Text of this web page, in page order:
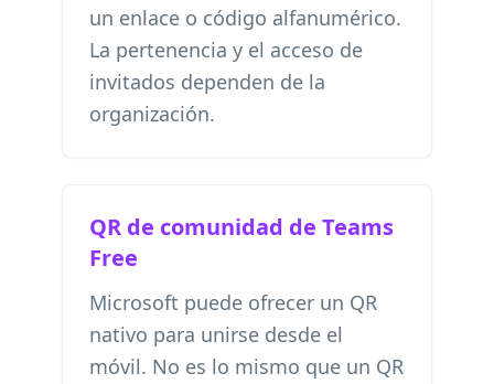
un enlace o código alfanumérico.
La pertenencia y el acceso de
invitados dependen de la
organización.
QR de comunidad de Teams
Free
Microsoft puede ofrecer un QR
nativo para unirse desde el
móvil. No es lo mismo que un QR